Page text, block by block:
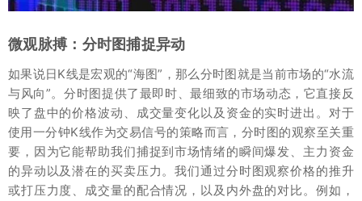
微观脉搏：分时图捕捉异动
如果说日K线是宏观的“海图”，那么分时图就是当前市场的“水流
与风向”。分时图提供了最即时、最细致的市场动态，它直接反
映了盘中的价格波动、成交量变化以及资金的实时进出。对于
使用一分钟K线作为交易信号的策略而言，分时图的观察至关重
要，因为它能帮助我们捕捉到市场情绪的瞬间爆发、主力资金
的异动以及潜在的买卖压力。我们通过分时图观察价格的推升
或打压力度、成交量的配合情况，以及内外盘的对比。例如，